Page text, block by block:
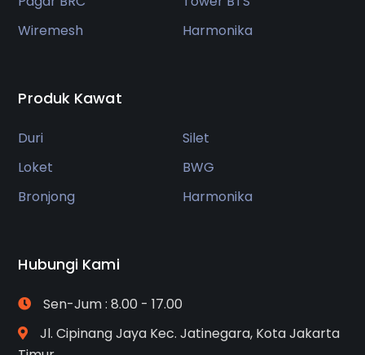
Wiremesh
Harmonika
Produk Kawat
Duri
Silet
Loket
BWG
Bronjong
Harmonika
Hubungi Kami
Sen-Jum : 8.00 - 17.00
Jl. Cipinang Jaya Kec. Jatinegara, Kota Jakarta